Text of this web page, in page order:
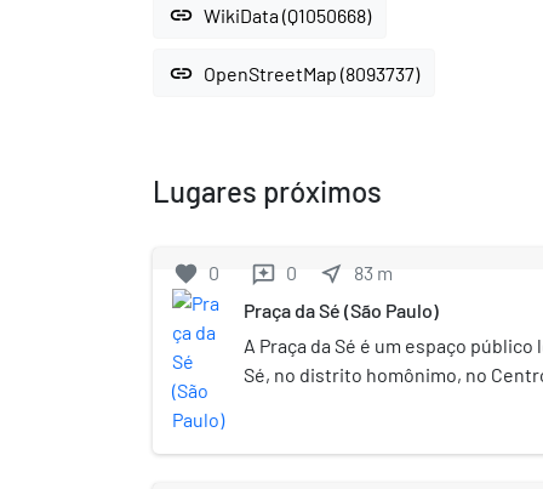
link WikiData (Q1050668)
link OpenStreetMap (8093737)
Lugares próximos
favorite 0 reviews 0 near_me 83 m
Praça da Sé (São Paulo)
A Praça da Sé é um espaço
Sé, no distrito homônimo, no
município. A partir dele, contam-